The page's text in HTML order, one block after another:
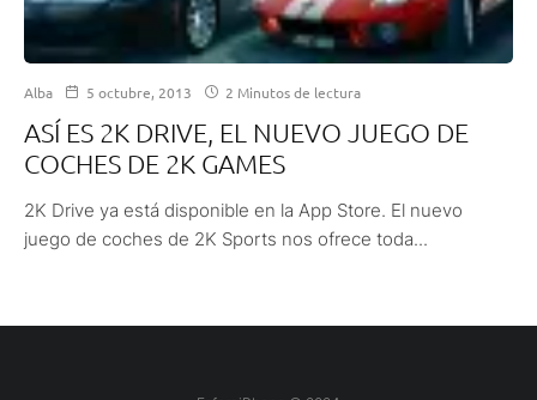
Alba 5 octubre, 2013 2 Minutos de lectura
ASÍ ES 2K DRIVE, EL NUEVO JUEGO DE
COCHES DE 2K GAMES
2K Drive ya está disponible en la App Store. El nuevo
juego de coches de 2K Sports nos ofrece toda...